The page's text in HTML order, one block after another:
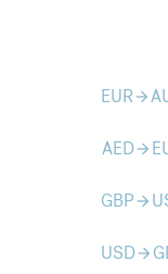
EURarrow_forward
AEDarrow_forward
GBParrow_forward
USDarrow_forward